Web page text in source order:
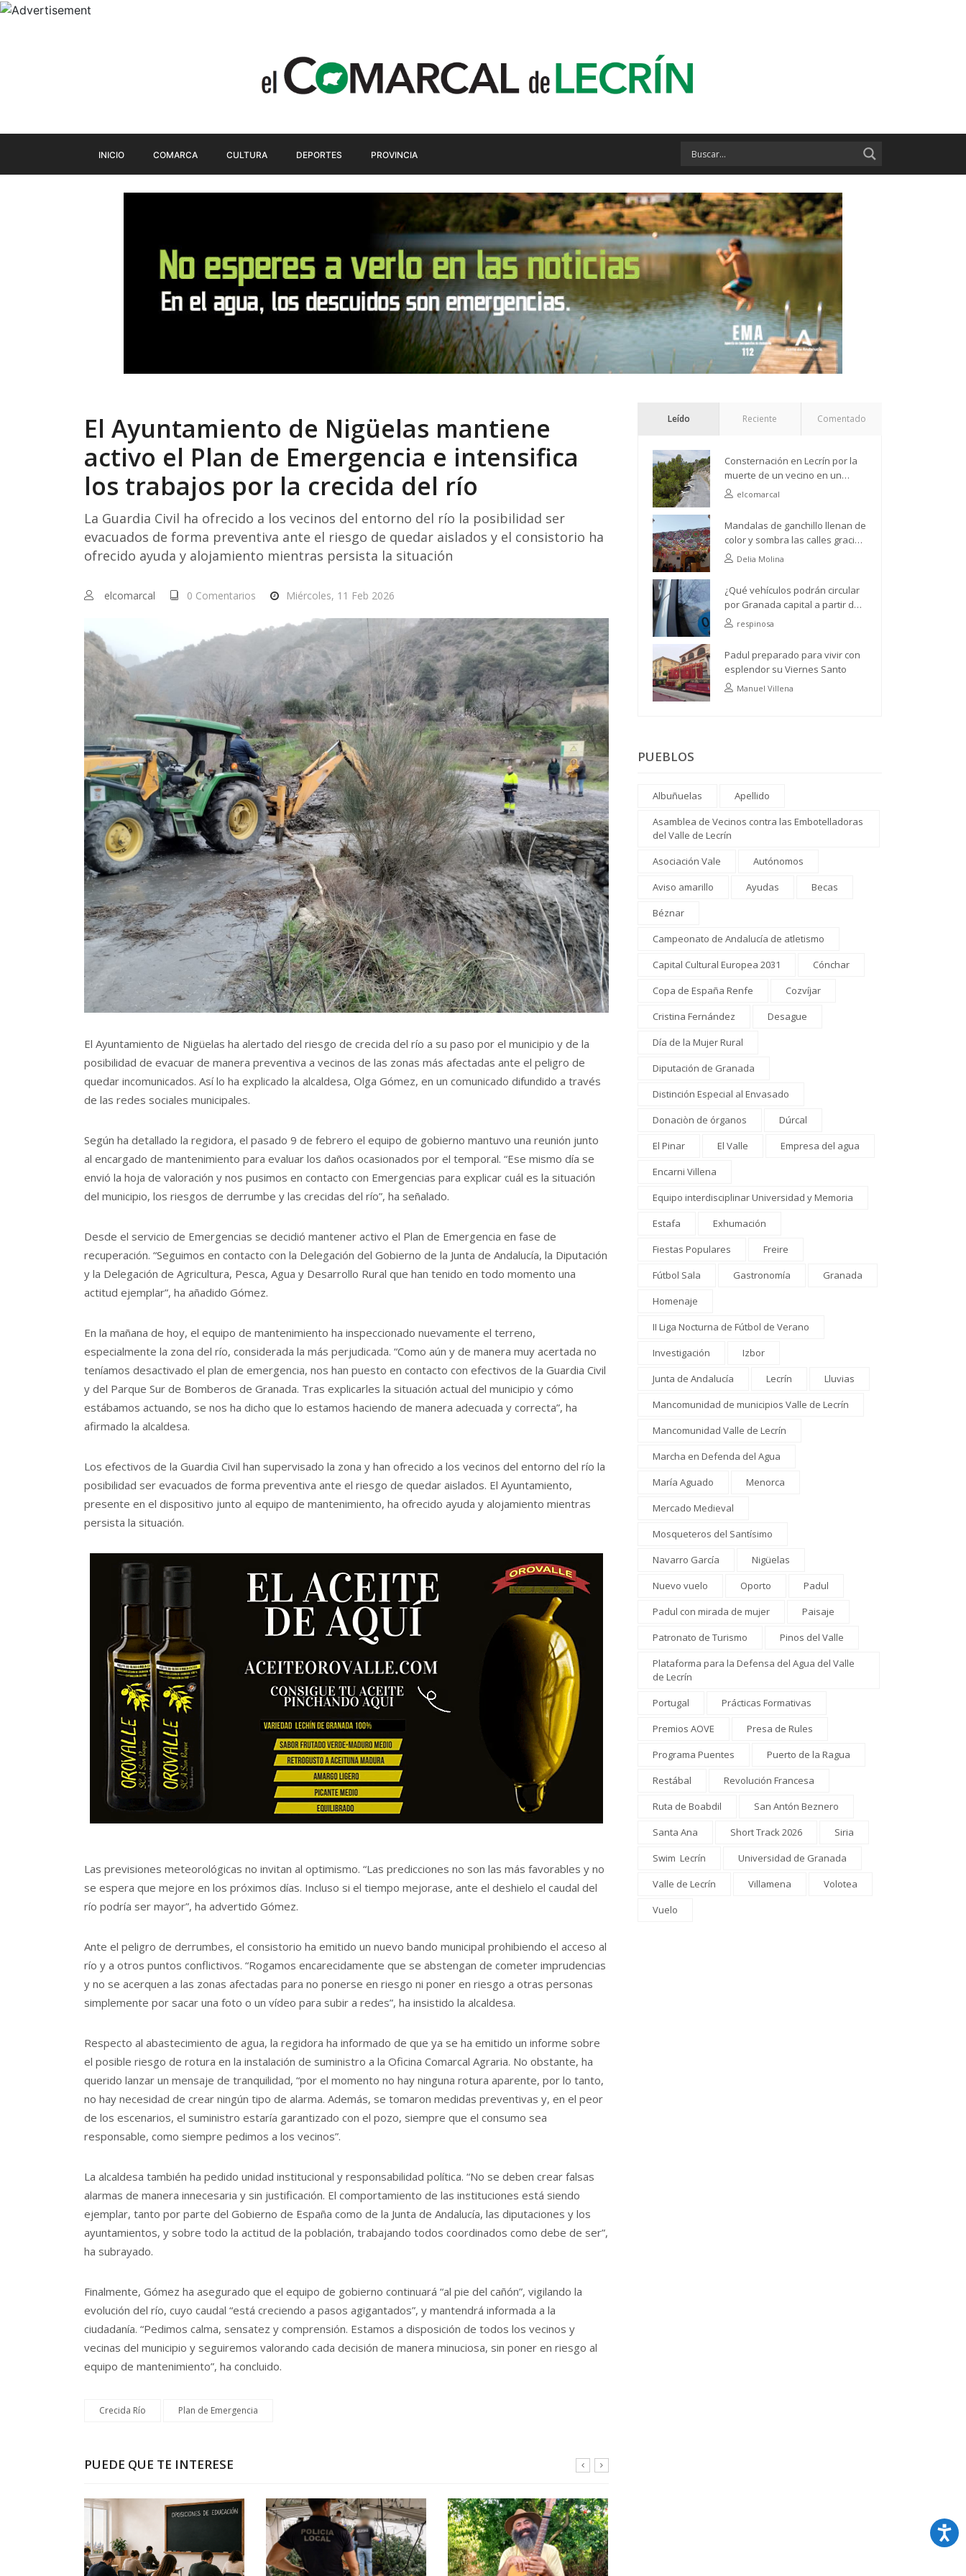
INICIO COMARCA CULTURA DEPORTES PROVINCIA
El Ayuntamiento de Nigüelas mantiene
activo el Plan de Emergencia e intensifica
los trabajos por la crecida del río
La Guardia Civil ha ofrecido a los vecinos del entorno del río la posibilidad ser
evacuados de forma preventiva ante el riesgo de quedar aislados y el consistorio ha
ofrecido ayuda y alojamiento mientras persista la situación
elcomarcal 0 Comentarios Miércoles, 11 Feb 2026
El Ayuntamiento de Nigüelas ha alertado del riesgo de crecida del río a su paso por el municipio y de la
posibilidad de evacuar de manera preventiva a vecinos de las zonas más afectadas ante el peligro de
quedar incomunicados. Así lo ha explicado la alcaldesa, Olga Gómez, en un comunicado difundido a través
de las redes sociales municipales.
Según ha detallado la regidora, el pasado 9 de febrero el equipo de gobierno mantuvo una reunión junto
al encargado de mantenimiento para evaluar los daños ocasionados por el temporal. “Ese mismo día se
envió la hoja de valoración y nos pusimos en contacto con Emergencias para explicar cuál es la situación
del municipio, los riesgos de derrumbe y las crecidas del río”, ha señalado.
Desde el servicio de Emergencias se decidió mantener activo el Plan de Emergencia en fase de
recuperación. “Seguimos en contacto con la Delegación del Gobierno de la Junta de Andalucía, la Diputación
y la Delegación de Agricultura, Pesca, Agua y Desarrollo Rural que han tenido en todo momento una
actitud ejemplar”, ha añadido Gómez.
En la mañana de hoy, el equipo de mantenimiento ha inspeccionado nuevamente el terreno,
especialmente la zona del río, considerada la más perjudicada. “Como aún y de manera muy acertada no
teníamos desactivado el plan de emergencia, nos han puesto en contacto con efectivos de la Guardia Civil
y del Parque Sur de Bomberos de Granada. Tras explicarles la situación actual del municipio y cómo
estábamos actuando, se nos ha dicho que lo estamos haciendo de manera adecuada y correcta”, ha
afirmado la alcaldesa.
Los efectivos de la Guardia Civil han supervisado la zona y han ofrecido a los vecinos del entorno del río la
posibilidad ser evacuados de forma preventiva ante el riesgo de quedar aislados. El Ayuntamiento,
presente en el dispositivo junto al equipo de mantenimiento, ha ofrecido ayuda y alojamiento mientras
persista la situación.
Las previsiones meteorológicas no invitan al optimismo. “Las predicciones no son las más favorables y no
se espera que mejore en los próximos días. Incluso si el tiempo mejorase, ante el deshielo el caudal del
río podría ser mayor”, ha advertido Gómez.
Ante el peligro de derrumbes, el consistorio ha emitido un nuevo bando municipal prohibiendo el acceso al
río y a otros puntos conflictivos. “Rogamos encarecidamente que se abstengan de cometer imprudencias
y no se acerquen a las zonas afectadas para no ponerse en riesgo ni poner en riesgo a otras personas
simplemente por sacar una foto o un vídeo para subir a redes”, ha insistido la alcaldesa.
Respecto al abastecimiento de agua, la regidora ha informado de que ya se ha emitido un informe sobre
el posible riesgo de rotura en la instalación de suministro a la Oficina Comarcal Agraria. No obstante, ha
querido lanzar un mensaje de tranquilidad, “por el momento no hay ninguna rotura aparente, por lo tanto,
no hay necesidad de crear ningún tipo de alarma. Además, se tomaron medidas preventivas y, en el peor
de los escenarios, el suministro estaría garantizado con el pozo, siempre que el consumo sea
responsable, como siempre pedimos a los vecinos”.
La alcaldesa también ha pedido unidad institucional y responsabilidad política. “No se deben crear falsas
alarmas de manera innecesaria y sin justificación. El comportamiento de las instituciones está siendo
ejemplar, tanto por parte del Gobierno de España como de la Junta de Andalucía, las diputaciones y los
ayuntamientos, y sobre todo la actitud de la población, trabajando todos coordinados como debe de ser”,
ha subrayado.
Finalmente, Gómez ha asegurado que el equipo de gobierno continuará “al pie del cañón”, vigilando la
evolución del río, cuyo caudal “está creciendo a pasos agigantados”, y mantendrá informada a la
ciudadanía. “Pedimos calma, sensatez y comprensión. Estamos a disposición de todos los vecinos y
vecinas del municipio y seguiremos valorando cada decisión de manera minuciosa, sin poner en riesgo al
equipo de mantenimiento”, ha concluido.
Crecida Río Plan de Emergencia
PUEDE QUE TE INTERESE
Leído Reciente Comentado
Consternación en Lecrín por la
muerte de un vecino en un
accidente de camión
elcomarcal
Mandalas de ganchillo llenan de
color y sombra las calles gracias
a la Asociación de Vecinos Río
Delia Molina
¿Qué vehículos podrán circular
por Granada capital a partir del
próximo 1 de abril?
respinosa
Padul preparado para vivir con
esplendor su Viernes Santo
Manuel Villena
PUEBLOS
Albuñuelas
Apellido
Asamblea de Vecinos contra las Embotelladoras
del Valle de Lecrín
Asociación Vale
Autónomos
Aviso amarillo
Ayudas
Becas
Béznar
Campeonato de Andalucía de atletismo
Capital Cultural Europea 2031
Cónchar
Copa de España Renfe
Cozvíjar
Cristina Fernández
Desague
Día de la Mujer Rural
Diputación de Granada
Distinción Especial al Envasado
Donaciòn de órganos
Dúrcal
El Pinar
El Valle
Empresa del agua
Encarni Villena
Equipo interdisciplinar Universidad y Memoria
Estafa
Exhumación
Fiestas Populares
Freire
Fútbol Sala
Gastronomía
Granada
Homenaje
II Liga Nocturna de Fútbol de Verano
Investigación
Izbor
Junta de Andalucía
Lecrín
Lluvias
Mancomunidad de municipios Valle de Lecrín
Mancomunidad Valle de Lecrín
Marcha en Defenda del Agua
María Aguado
Menorca
Mercado Medieval
Mosqueteros del Santísimo
Navarro García
Nigüelas
Nuevo vuelo
Oporto
Padul
Padul con mirada de mujer
Paisaje
Patronato de Turismo
Pinos del Valle
Plataforma para la Defensa del Agua del Valle
de Lecrín
Portugal
Prácticas Formativas
Premios AOVE
Presa de Rules
Programa Puentes
Puerto de la Ragua
Restábal
Revolución Francesa
Ruta de Boabdil
San Antón Beznero
Santa Ana
Short Track 2026
Siria
Swim Lecrín
Universidad de Granada
Valle de Lecrín
Villamena
Volotea
Vuelo